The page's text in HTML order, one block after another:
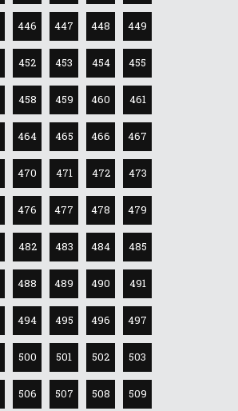
446 447 448 449
452 453 454 455
458 459 460 461
464 465 466 467
470 471 472 473
476 477 478 479
482 483 484 485
488 489 490 491
494 495 496 497
500 501 502 503
506 507 508 509